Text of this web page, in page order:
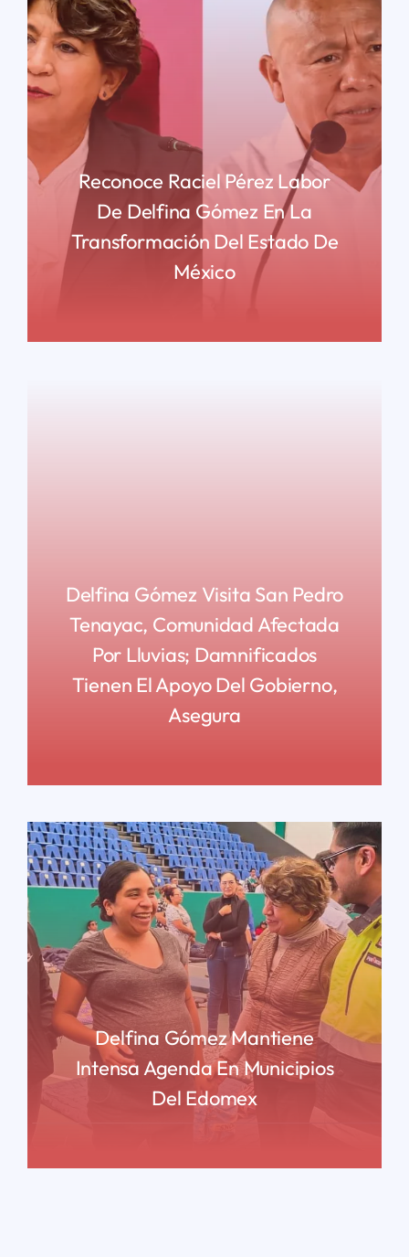
Reconoce Raciel Pérez Labor
De Delfina Gómez En La
Transformación Del Estado De
México
Delfina Gómez Visita San Pedro
Tenayac, Comunidad Afectada
Por Lluvias; Damnificados
Tienen El Apoyo Del Gobierno,
Asegura
Delfina Gómez Mantiene
Intensa Agenda En Municipios
Del Edomex